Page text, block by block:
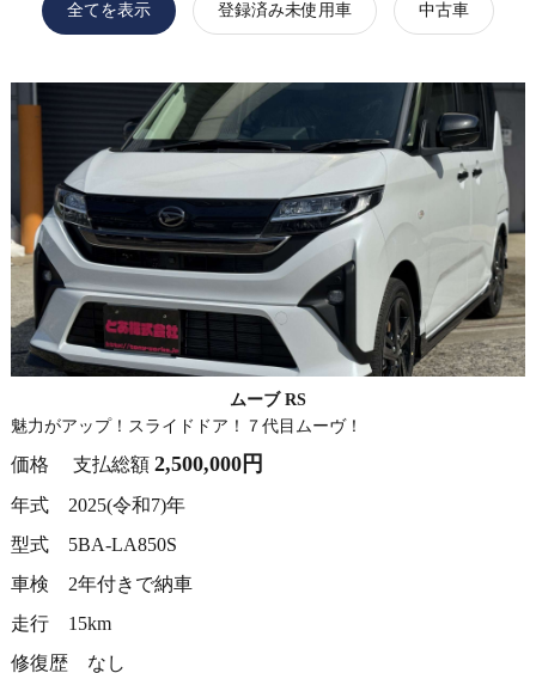
全てを表示 登録済み未使用車 中古車
ムーブ RS
魅力がアップ！スライドドア！７代目ムーヴ！
価格 支払総額 2,500,000円
年式 2025(令和7)年
型式 5BA-LA850S
車検 2年付きで納車
走行 15km
修復歴 なし